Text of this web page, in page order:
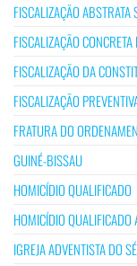
FISCALIZAÇÃO ABSTRATA
FISCALIZAÇÃO
FISCALIZAÇÃO DA
FISCALIZAÇÃO
FRATURA DO
GUINÉ-BISSAU
HOMICÍDIO QUALIFICADO
HOMICÍDIO QUALIFICADO
IGREJA ADVENTISTA DO